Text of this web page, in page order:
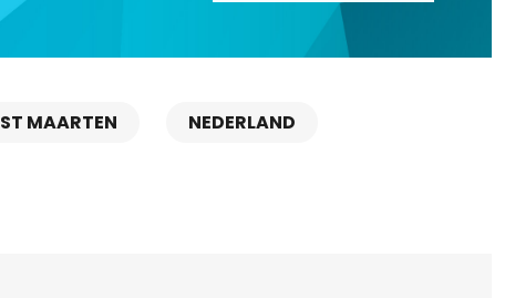
ST MAARTEN NEDERLAND